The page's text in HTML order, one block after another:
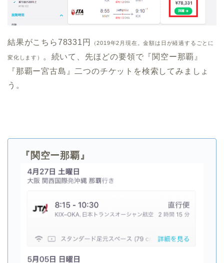
結果がこちら78331円 （2019年2月現在。金額は日が経過するごとに
変化します）
。続いて、先ほどの要領で『関空ー那覇』
『那覇ー宮古島』二つのチケットを検索してみましょ
う。
『関空ー那覇』